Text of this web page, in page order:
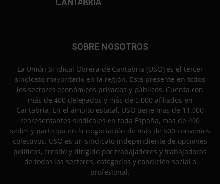
SOBRE NOSOTROS
La Unión Sindical Obrera de Cantabria (USO) es el tercer
sindicato mayoritario en la región. Está presente en todos
los sectores económicos privados y públicos. Cuenta con
más de 400 delegados y más de 5.000 afiliados en
Cantabria. En el ámbito estatal, USO tiene más de 11.000
representantes sindicales en toda España, más de 400
sedes y participa en la negociación de más de 500 convenios
colectivos. USO es un sindicato independiente de opciones
políticas, creado y dirigido por trabajadores y trabajadoras
de todos los sectores, categorías y condición social o
profesional.